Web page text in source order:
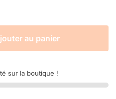
au panier
sur la boutique !